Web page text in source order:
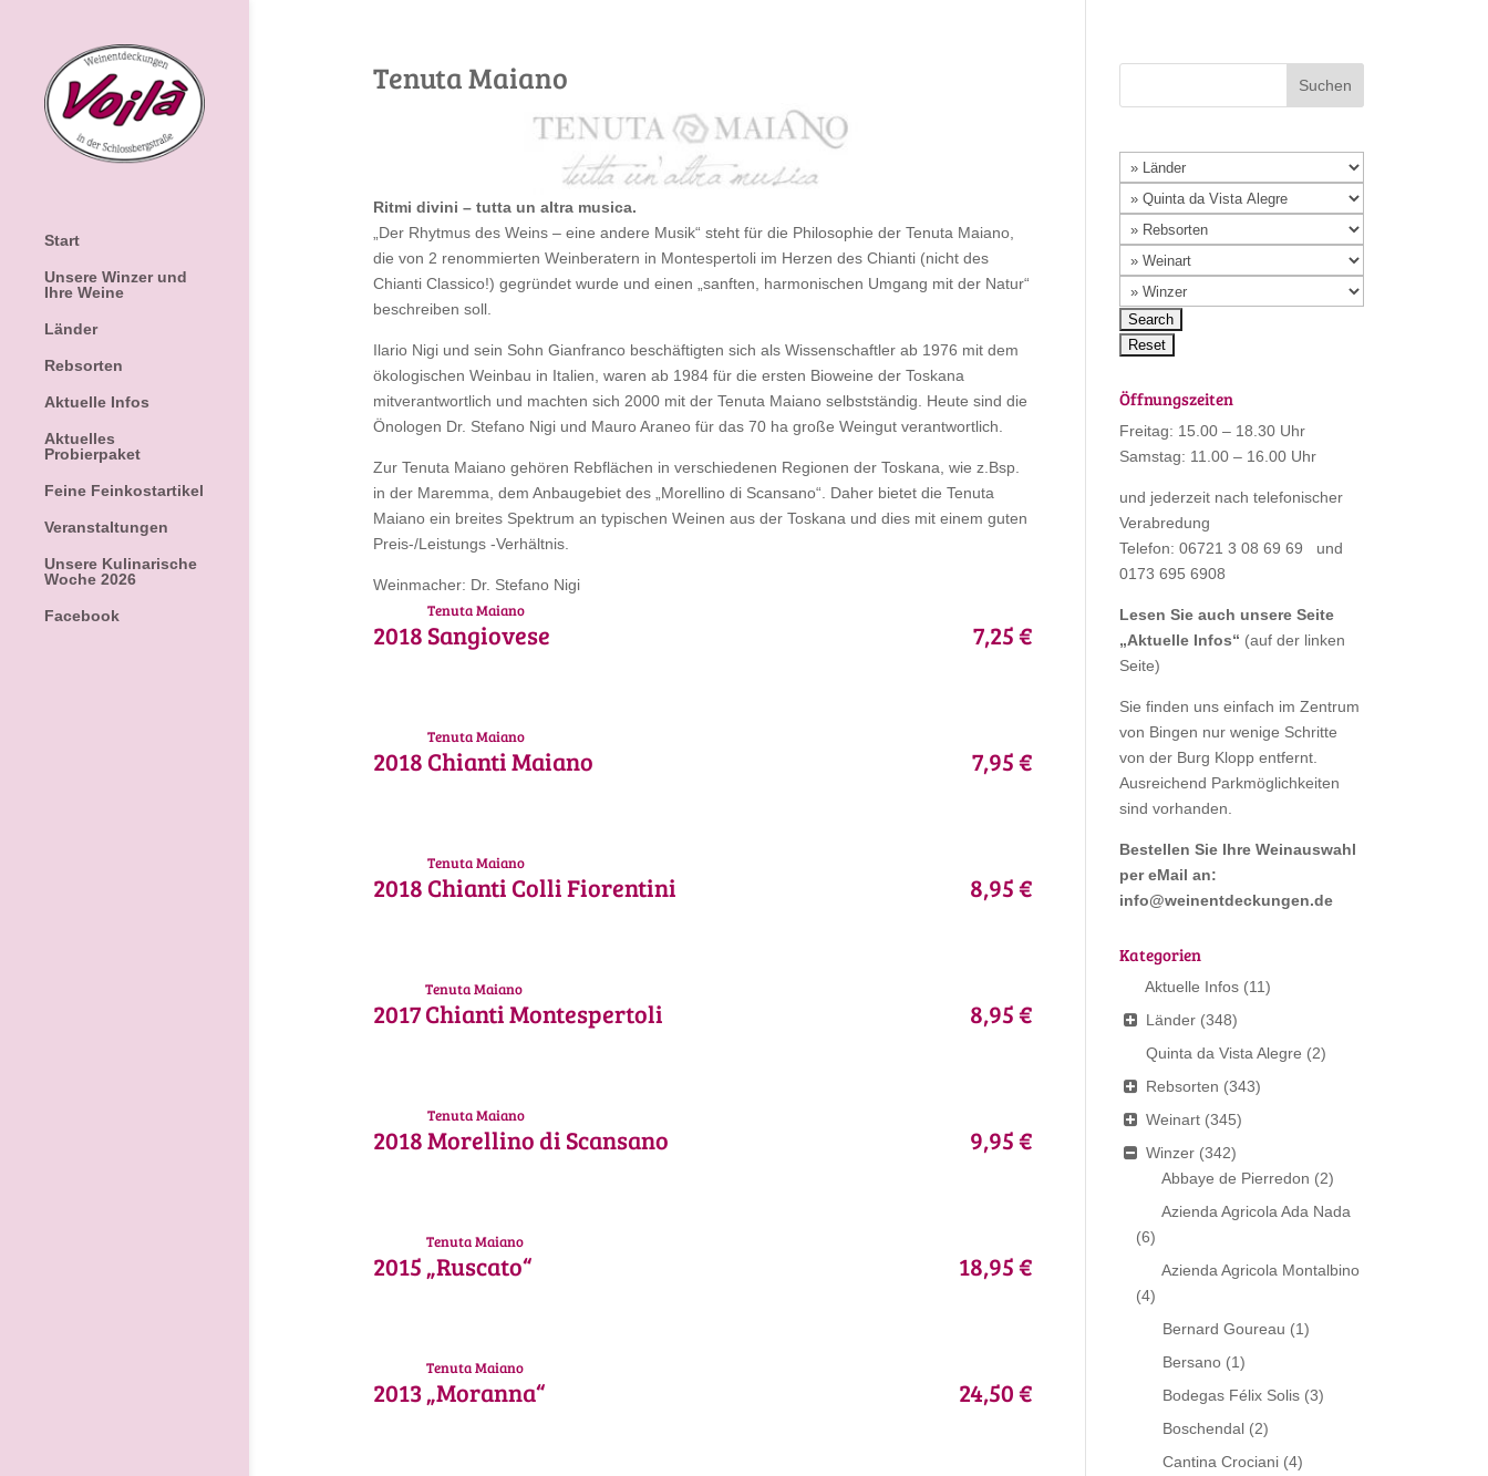
Start
Unsere Winzer und
Ihre Weine
Länder
Rebsorten
Aktuelle Infos
Aktuelles
Probierpaket
Feine Feinkostartikel
Veranstaltungen
Unsere Kulinarische
Woche 2026
Facebook
Tenuta Maiano
Ritmi divini – tutta un altra musica.
„Der Rhytmus des Weins – eine andere Musik“ steht für die Philosophie der Tenuta Maiano,
die von 2 renommierten Weinberatern in Montespertoli im Herzen des Chianti (nicht des
Chianti Classico!) gegründet wurde und einen „sanften, harmonischen Umgang mit der Natur“
beschreiben soll.
Ilario Nigi und sein Sohn Gianfranco beschäftigten sich als Wissenschaftler ab 1976 mit dem
ökologischen Weinbau in Italien, waren ab 1984 für die ersten Bioweine der Toskana
mitverantwortlich und machten sich 2000 mit der Tenuta Maiano selbstständig. Heute sind die
Önologen Dr. Stefano Nigi und Mauro Araneo für das 70 ha große Weingut verantwortlich.
Zur Tenuta Maiano gehören Rebflächen in verschiedenen Regionen der Toskana, wie z.Bsp.
in der Maremma, dem Anbaugebiet des „Morellino di Scansano“. Daher bietet die Tenuta
Maiano ein breites Spektrum an typischen Weinen aus der Toskana und dies mit einem guten
Preis-/Leistungs -Verhältnis.
Weinmacher: Dr. Stefano Nigi
2018
Tenuta Maiano
Sangiovese 7,25 €
2018
Tenuta Maiano
Chianti Maiano 7,95 €
2018
Tenuta Maiano
Chianti Colli Fiorentini 8,95 €
2017
Tenuta Maiano
Chianti Montespertoli 8,95 €
2018
Tenuta Maiano
Morellino di Scansano 9,95 €
2015
Tenuta Maiano
„Ruscato“ 18,95 €
2013
Tenuta Maiano
„Moranna“ 24,50 €
Öffnungszeiten
Freitag: 15.00 – 18.30 Uhr
Samstag: 11.00 – 16.00 Uhr
und jederzeit nach telefonischer
Verabredung
Telefon: 06721 3 08 69 69 und
0173 695 6908
Lesen Sie auch unsere Seite
„Aktuelle Infos“ (auf der linken
Seite)
Sie finden uns einfach im Zentrum
von Bingen nur wenige Schritte
von der Burg Klopp entfernt.
Ausreichend Parkmöglichkeiten
sind vorhanden.
Bestellen Sie Ihre Weinauswahl
per eMail an:
info@weinentdeckungen.de
Kategorien
Aktuelle Infos (11)
Länder (348)
Quinta da Vista Alegre (2)
Rebsorten (343)
Weinart (345)
Winzer (342)
Abbaye de Pierredon (2)
Azienda Agricola Ada Nada
(6)
Azienda Agricola Montalbino
(4)
Bernard Goureau (1)
Bersano (1)
Bodegas Félix Solis (3)
Boschendal (2)
Cantina Crociani (4)